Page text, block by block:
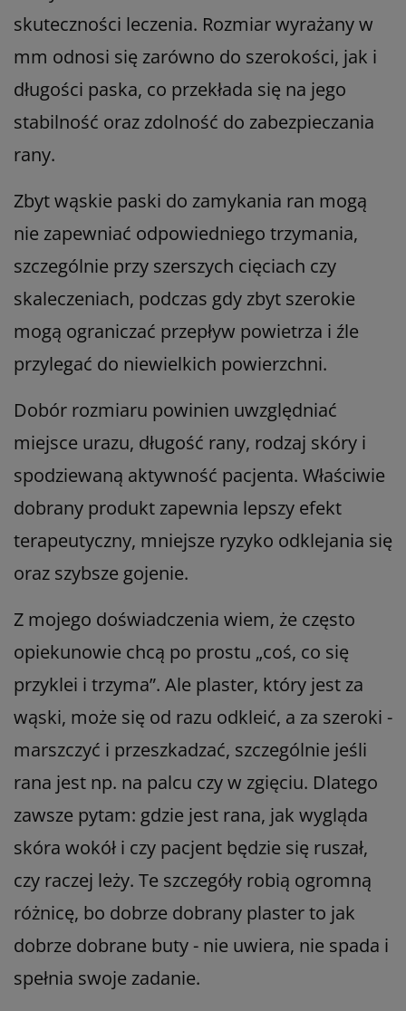
skuteczności leczenia. Rozmiar wyrażany w
mm odnosi się zarówno do szerokości, jak i
długości paska, co przekłada się na jego
stabilność oraz zdolność do zabezpieczania
rany.
Zbyt wąskie paski do zamykania ran mogą
nie zapewniać odpowiedniego trzymania,
szczególnie przy szerszych cięciach czy
skaleczeniach, podczas gdy zbyt szerokie
mogą ograniczać przepływ powietrza i źle
przylegać do niewielkich powierzchni.
Dobór rozmiaru powinien uwzględniać
miejsce urazu, długość rany, rodzaj skóry i
spodziewaną aktywność pacjenta. Właściwie
dobrany produkt zapewnia lepszy efekt
terapeutyczny, mniejsze ryzyko odklejania się
oraz szybsze gojenie.
Z mojego doświadczenia wiem, że często
opiekunowie chcą po prostu „coś, co się
przyklei i trzyma”. Ale plaster, który jest za
wąski, może się od razu odkleić, a za szeroki -
marszczyć i przeszkadzać, szczególnie jeśli
rana jest np. na palcu czy w zgięciu. Dlatego
zawsze pytam: gdzie jest rana, jak wygląda
skóra wokół i czy pacjent będzie się ruszał,
czy raczej leży. Te szczegóły robią ogromną
różnicę, bo dobrze dobrany plaster to jak
dobrze dobrane buty - nie uwiera, nie spada i
spełnia swoje zadanie.